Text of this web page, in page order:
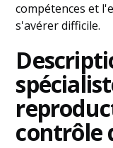
compétences et
s'avérer difficile.
contrôle